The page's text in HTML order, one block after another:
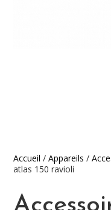
Accueil /Appareils /
atlas 150 ravioli